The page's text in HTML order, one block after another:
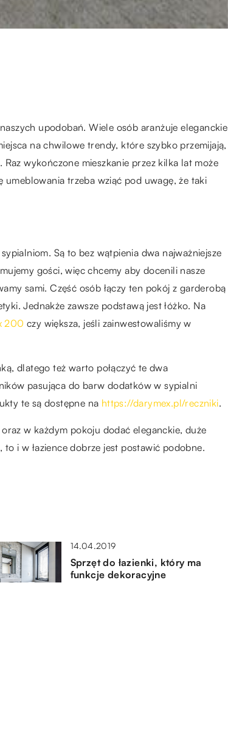
upodobań. Wiele osób aranżuje eleganckie
na chwilowe trendy, które szybko przemijają,
wykończone mieszkanie przez kilka lat może
umeblowania trzeba wziąć pod uwagę, że taki
Są to bez wątpienia dwa najważniejsze
gości, więc chcemy aby docenili nasze
sami. Część osób łączy ten pokój z garderobą
Jednakże zawsze podstawą jest łóżko. Na
200 czy większa, jeśli zainwestowaliśmy w
dlatego też warto połączyć te dwa
pasująca do barw dodatków w sypialni
te są dostępne na https://darymex.pl/reczniki.
w każdym pokoju dodać eleganckie, duże
i w łazience dobrze jest postawić podobne.
14.04.2019
Sprzęt do łazienki, który ma
funkcje dekoracyjne